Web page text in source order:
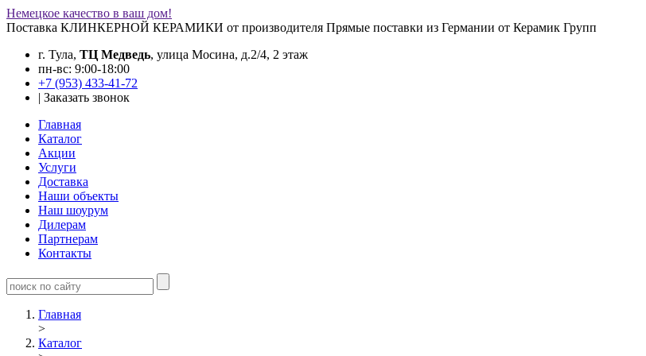
Немецкое качество в ваш дом!
Поставка КЛИНКЕРНОЙ КЕРАМИКИ от производителя Прямые поставки из Германии от Керамик Групп
г. Тула, ТЦ Медведь, улица Мосина, д.2/4, 2 этаж
пн-вс: 9:00-18:00
+7 (953) 433-41-72
| Заказать звонок
Главная
Каталог
Акции
Услуги
Доставка
Наши объекты
Наш шоурум
Дилерам
Партнерам
Контакты
Главная
>
Каталог